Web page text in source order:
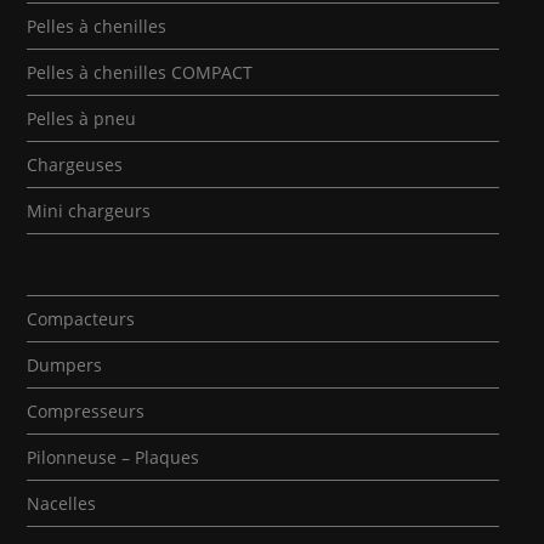
Pelles à chenilles
Pelles à chenilles COMPACT
Pelles à pneu
Chargeuses
Mini chargeurs
Compacteurs
Dumpers
Compresseurs
Pilonneuse – Plaques
Nacelles